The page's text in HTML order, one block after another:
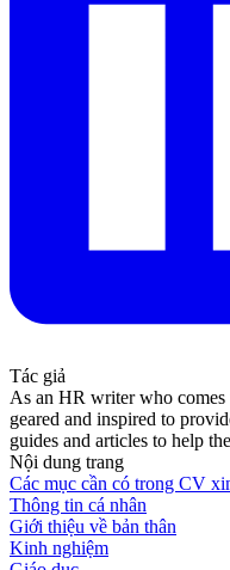
Tác giả
As an HR writer who comes
geared and inspired to
guides and articles to help
Nội dung trang
Các mục cần có trong CV
Thông tin cá nhân
Giới thiệu về bản thân
Kinh nghiệm